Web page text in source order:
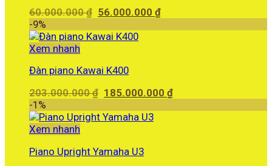
60.000.000₫ Giá
là:
56.000.000₫Giá
-9%
Xem nhanh
Đàn piano Kawai K400
203.000.000₫ Giá
là:
185.000.000₫Giá
-1%
Xem nhanh
Piano Upright Yamaha U3